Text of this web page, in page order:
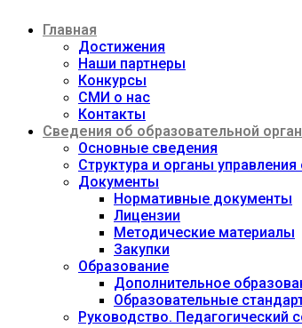
содержимому
Главная
Достижения
Наши партнеры
Конкурсы
СМИ о нас
Контакты
Сведения об образовательной
Основные сведения
Структура и органы
Документы
Нормативные документы
Лицензии
Методические материалы
Закупки
Образование
Дополнительное
Образовательные
Руководство. Педагогический